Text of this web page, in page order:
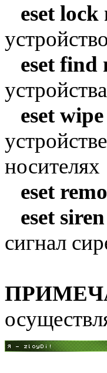
eset
устройство
eset find
устройства
eset
носителях
eset
eset
сигнал